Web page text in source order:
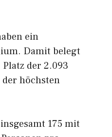
ein
Damit belegt
der 2.093
höchsten
175 mit